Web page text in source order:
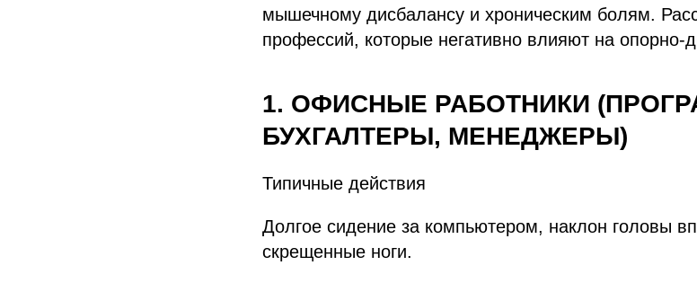
мышечному дисбалансу и хроническим болям.
профессий, которые негативно влияют на опорно-
1. ОФИСНЫЕ РАБОТНИКИ
БУХГАЛТЕРЫ, МЕНЕДЖЕРЫ)
Типичные действия
Долгое сидение за компьютером, наклон головы
скрещенные ноги.